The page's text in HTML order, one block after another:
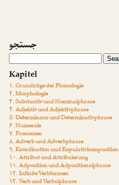
جستجو
Kapitel
۱. Grundzüge der Phonologie
۲. Morphologie
۳. Substantiv und Nominalphrase
۴. Adjektiv und Adjektivphrase
۵. Determinans und Determinativphrase
۶. Numerale
۷. Pronomen
۸. Adverb und Adverbphrase
۹. Koordination und Kopulativkomposition
۱۰. Attribut und Attribuierung
۱۱. Adposition und Adpositionalphrase
۱۲. Infinite Verbformen